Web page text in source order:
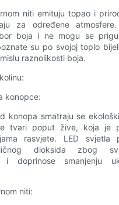
niti emituju topao i
za određene
boja i ne mogu se
su po svojoj toplo
raznolikosti boja.
konopce:
konopa smatraju se
tvari poput žive, koja je
rasvjete. LED svjetla
dioksida zbog
i doprinose smanjenju
niti: